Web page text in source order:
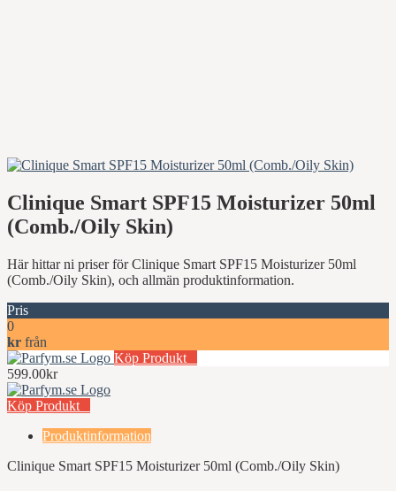
Clinique Smart SPF15 Moisturizer 50ml
(Comb./Oily Skin)
Här hittar ni priser för Clinique Smart SPF15 Moisturizer 50ml
(Comb./Oily Skin), och allmän produktinformation.
Pris
0
kr från
Köp Produkt
599.00kr
Köp Produkt
Produktinformation
Clinique Smart SPF15 Moisturizer 50ml (Comb./Oily Skin)